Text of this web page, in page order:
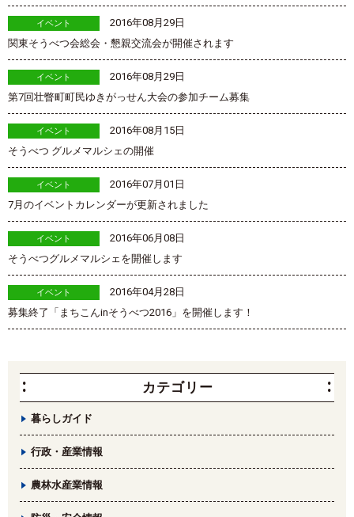
イベント
2016年08月29日
関東そうべつ会総会・懇親交流会が開催されます
イベント
2016年08月29日
第7回壮瞥町町民ゆきがっせん大会の参加チーム募集
イベント
2016年08月15日
そうべつ グルメマルシェの開催
イベント
2016年07月01日
7月のイベントカレンダーが更新されました
イベント
2016年06月08日
そうべつグルメマルシェを開催します
イベント
2016年04月28日
募集終了「まちこんinそうべつ2016」を開催します！
カテゴリー
暮らしガイド
行政・産業情報
農林水産業情報